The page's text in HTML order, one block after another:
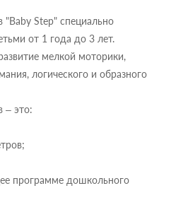
Step" специально
от 1 года до 3 лет.
мелкой моторики,
логического и образного
– это:
программе дошкольного